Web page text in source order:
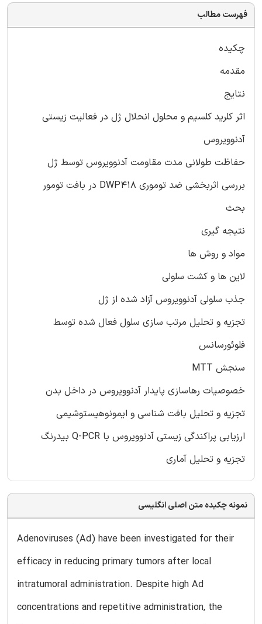
فهرست مطالب
چکیده
مقدمه
نتایج
اثر کلرید کلسیم و محلول انحلال ژل در فعالیت زیستی
آدنوویروس
حفاظت طولانی مدت مقاومت آدنوویروس توسط ژل
بررسی اثربخشی ضد توموری DWP418 در بافت تومور
بحث
نتیجه گیری
مواد و روش ها
لاین ها و کشت سلولی
جذب سلولی آدنوویروس آزاد شده از ژل
تجزیه و تحلیل مرتب سازی سلول فعال شده توسط
فلوئورسانس
سنجش MTT
خصوصیات رهاسازی پایدار آدنوویروس در داخل بدن
تجزیه و تحلیل بافت شناسی و ایمونوهیستوشیمی
ارزیابی پراکندگی زیستی آدنوویروس با Q-PCR بیدرنگ
تجزیه و تحلیل آماری
نمونه چکیده متن اصلی انگلیسی
Adenoviruses (Ad) have been investigated for their
efficacy in reducing primary tumors after local
intratumoral administration. Despite high Ad
concentrations and repetitive administration, the